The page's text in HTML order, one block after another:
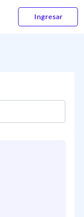
Ingresar